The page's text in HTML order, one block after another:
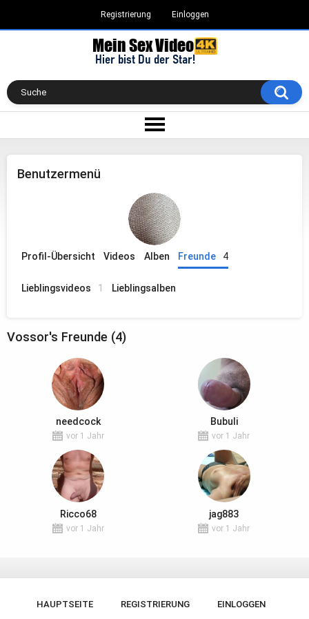
Registrierung Einloggen
Benutzermenü
Profil-Übersicht Videos Alben Freunde 4
Lieblingsvideos 1 Lieblingsalben
Vossor's Freunde (4)
needcock
vor 1 Jahr
Bubuli
vor 1 Jahr
Ricco68
vor 1 Jahr
jag883
vor 1 Jahr
HAUPTSEITE REGISTRIERUNG EINLOGGEN